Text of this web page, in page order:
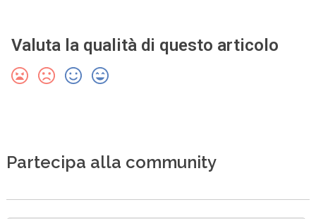
Valuta la qualità di questo articolo
Partecipa alla community